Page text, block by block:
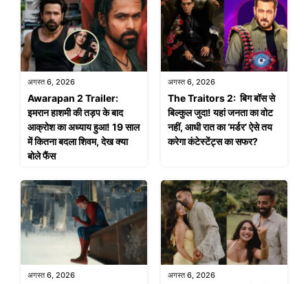
अगस्त 6, 2026
Awarapan 2 Trailer:
इमरान हाशमी की तड़प के बाद
आक्रोश का अध्याय हुआ! 19 साल
में कितना बदला शिवम, देख क्या
बोले फैंस
अगस्त 6, 2026
The Traitors 2: बिग बॉस से
बिल्कुल जुदा! यहां जनता का वोट
नहीं, आधी रात का ‘मर्डर’ ऐसे तय
करेगा कंटेस्टेंट्स का सफर?
अगस्त 6, 2026 अगस्त 6, 2026